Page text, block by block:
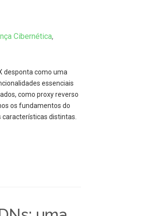
Cibernética,
desponta como uma
essenciais
como proxy reverso
os fundamentos do
características distintas.